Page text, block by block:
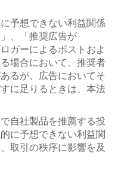
予想できない利益関係
、「推奨広告が
ガーによるポストおよ
場合において、推奨者
るが、広告においてそ
に足りるときは、本法
自社製品を推薦する投
に予想できない利益関
取引の秩序に影響を及